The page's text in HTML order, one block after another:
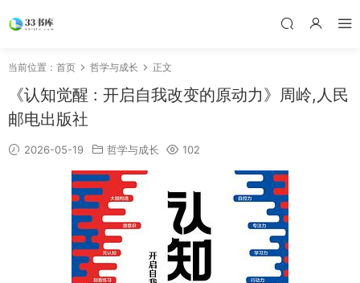
当前位置： 首页 哲学与成长 正文
《认知觉醒 : 开启自我改变的原动力》周岭,人民
邮电出版社
2026-05-19 哲学与成长 102